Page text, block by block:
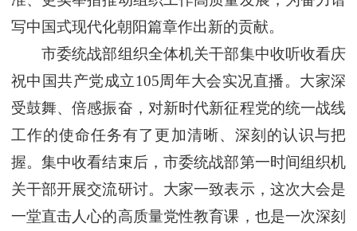
写中国式现代化朝阳篇章作出新的贡献。
市委统战部组织全体机关干部集中收听收看庆
祝中国共产党成立105周年大会实况直播。大家深
受鼓舞、倍感振奋，对新时代新征程党的统一战线
工作的使命任务有了更加清晰、深刻的认识与把
握。集中收看结束后，市委统战部第一时间组织机
关干部开展交流研讨。大家一致表示，这次大会是
一堂直击人心的高质量党性教育课，也是一次深刻